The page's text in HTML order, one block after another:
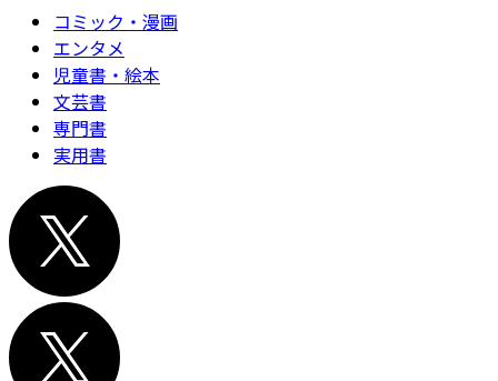
コミック・漫画
エンタメ
児童書・絵本
文芸書
専門書
実用書